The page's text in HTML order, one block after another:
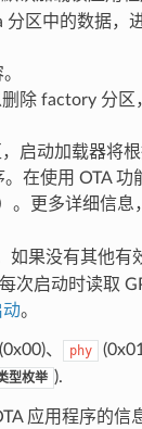
区中的数据，
除 factory 分区
启动加载器将
在使用 OTA 功
。更多详细信息
如果没有其他有
次启动时读取
动。
(0x00)、 phy
型枚举 ).
应用程序的信